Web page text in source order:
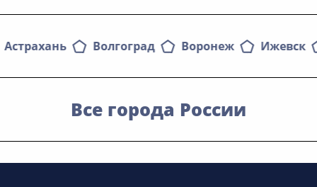
Астрахань Волгоград Воронеж Ижевск
Все города России